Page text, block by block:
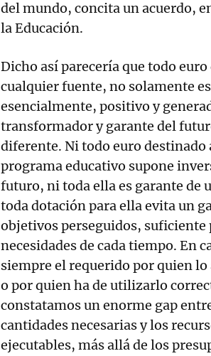
del mundo, concita un acuerdo,
la Educación.
Dicho así parecería que todo
cualquier fuente, no solamente
esencialmente, positivo y
transformador y garante del
diferente. Ni todo euro
programa educativo supone
futuro, ni toda ella es garante de
toda dotación para ella evita un
objetivos perseguidos, suficiente
necesidades de cada tiempo. En
siempre el requerido por quien
o por quien ha de utilizarlo
constatamos un enorme gap
cantidades necesarias y los
ejecutables, más allá de los